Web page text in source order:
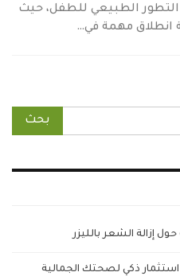
التطور الطبيعي للطفل، حيث
انطلاق مهمة في…
إزالة الشعر بالليزر
استثمار ذكي لصحتك الجمالية